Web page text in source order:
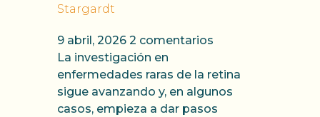
Stargardt
9 abril, 2026 2 comentarios
La investigación en
enfermedades raras de la retina
sigue avanzando y, en algunos
casos, empieza a dar pasos